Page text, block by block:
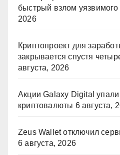
быстрый взлом уязвимого
2026
Криптопроект для
закрывается спустя
августа, 2026
Акции Galaxy Digital
криптовалюты 6 августа,
Zeus Wallet отключил
6 августа, 2026